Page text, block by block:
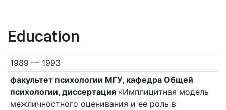
Education
1989 — 1993
факультет психологии МГУ, кафедра Общей
психологии, диссертация «Имплицитная модель
межличностного оценивания и ее роль в